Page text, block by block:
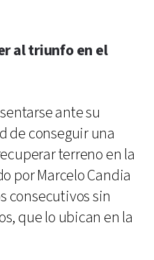
al triunfo en el
ante su
de conseguir una
terreno en la
por Marcelo Candia
consecutivos sin
que lo ubican en la